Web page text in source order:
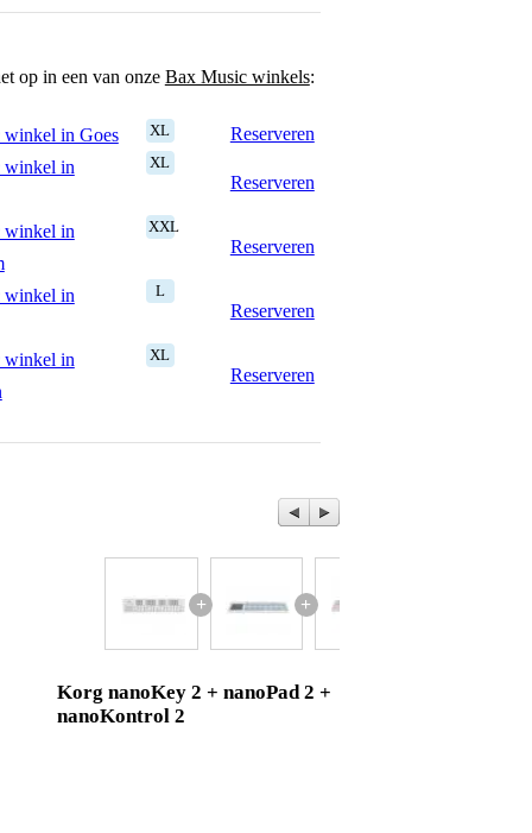
op in een van onze Bax Music winkels:
in Goes XL
Reserveren
winkel in
XL
Reserveren
winkel in
XXL
Reserveren
winkel in
L
Reserveren
winkel in
XL
Reserveren
+ +
Korg nanoKey 2 + nanoPad 2 +
nanoKontrol 2